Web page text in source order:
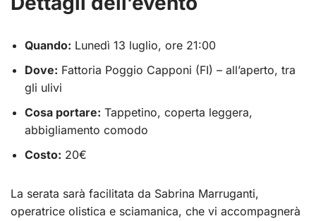
Quando: Lunedì 13 luglio, ore 21:00
Dove: Fattoria Poggio Capponi (FI) – all’aperto, tra
gli ulivi
Cosa portare: Tappetino, coperta leggera,
abbigliamento comodo
Costo: 20€
La serata sarà facilitata da Sabrina Marruganti,
operatrice olistica e sciamanica, che vi accompagnerà